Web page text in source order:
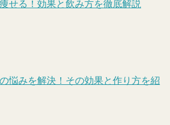
せる！効果と飲み方を徹底解説
悩みを解決！その効果と作り方を紹